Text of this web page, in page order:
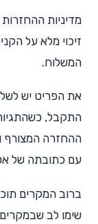
מדיניות
המשלוח.
את הפריט יש
התקבל,
ההחזרה המצורף
עם כתובתה של
ברוב המקרים
שימו לב